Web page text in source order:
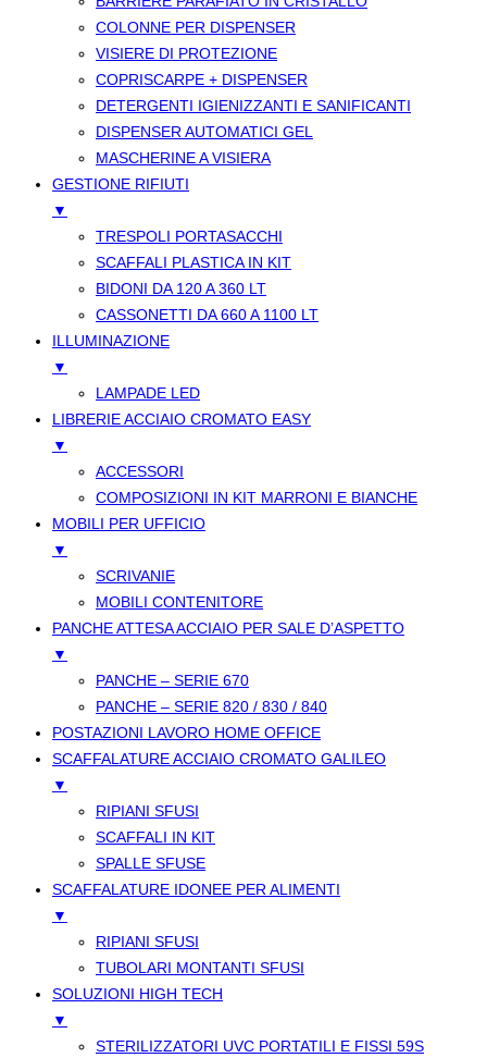
COLONNE PER DISPENSER
VISIERE DI PROTEZIONE
COPRISCARPE + DISPENSER
DETERGENTI IGIENIZZANTI E SANIFICANTI
DISPENSER AUTOMATICI GEL
MASCHERINE A VISIERA
GESTIONE RIFIUTI
▼
TRESPOLI PORTASACCHI
SCAFFALI PLASTICA IN KIT
BIDONI DA 120 A 360 LT
CASSONETTI DA 660 A 1100 LT
ILLUMINAZIONE
▼
LAMPADE LED
LIBRERIE ACCIAIO CROMATO EASY
▼
ACCESSORI
COMPOSIZIONI IN KIT MARRONI E BIANCHE
MOBILI PER UFFICIO
▼
SCRIVANIE
MOBILI CONTENITORE
PANCHE ATTESA ACCIAIO PER SALE D’ASPETTO
▼
PANCHE – SERIE 670
PANCHE – SERIE 820 / 830 / 840
POSTAZIONI LAVORO HOME OFFICE
SCAFFALATURE ACCIAIO CROMATO GALILEO
▼
RIPIANI SFUSI
SCAFFALI IN KIT
SPALLE SFUSE
SCAFFALATURE IDONEE PER ALIMENTI
▼
RIPIANI SFUSI
TUBOLARI MONTANTI SFUSI
SOLUZIONI HIGH TECH
▼
STERILIZZATORI UVC PORTATILI E FISSI 59S